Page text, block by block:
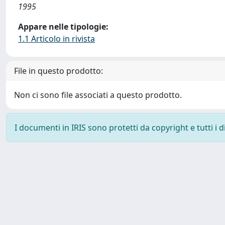
1995
Appare nelle tipologie:
1.1 Articolo in rivista
File in questo prodotto:
Non ci sono file associati a questo prodotto.
I documenti in IRIS sono protetti da copyright e tutti i